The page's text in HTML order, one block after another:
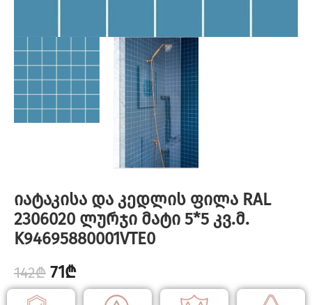
იატაკისა და კედლის ფილა RAL
2306020 ლურჯი მატი 5*5 კვ.მ.
K94695880001VTE0
142₾ 71₾